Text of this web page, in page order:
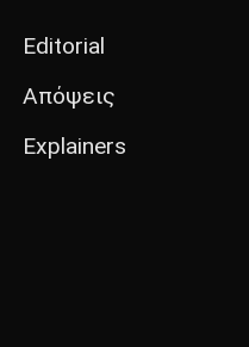
Editorial
Απόψεις
Explainers